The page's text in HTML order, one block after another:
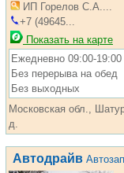
ИП Горелов С.А....
+7 (49645...
Показать на карте
Ежедневно 09:00-19:00
Без перерыва на обед
Без выходных
Московская обл.,
д.
Автодрайв